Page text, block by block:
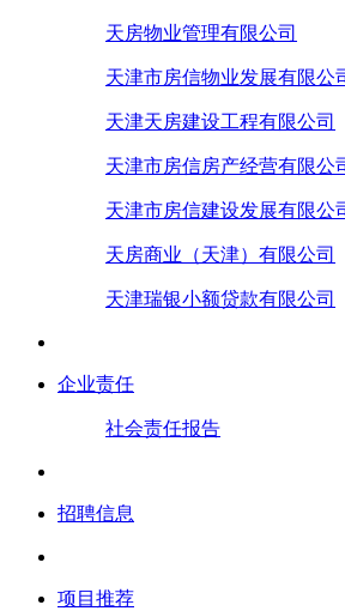
天房物业管理有限公司
天津市房信物业发展有限公
天津天房建设工程有限公司
天津市房信房产经营有限公
天津市房信建设发展有限公
天房商业（天津）有限公司
天津瑞银小额贷款有限公司
企业责任
社会责任报告
招聘信息
项目推荐